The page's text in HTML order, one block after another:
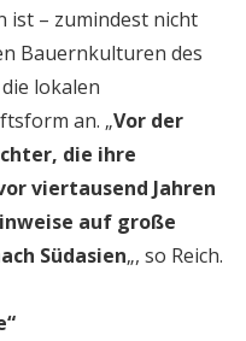
ist – zumindest nicht
Bauernkulturen des
lokalen
an. „Vor der
die ihre
viertausend Jahren
auf große
Südasien„, so Reich.